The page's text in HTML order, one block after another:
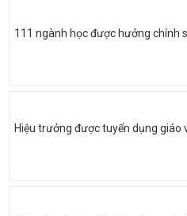
111 ngành học được hưởng chính
Hiệu trưởng được tuyển dụng giáo